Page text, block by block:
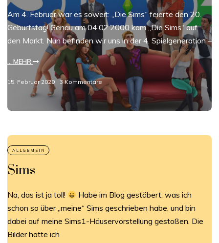
Am 4. Februar war es soweit: „Die Sims“ feierte den 20.
Geburtstag! Genau am 04.02.2000 kam „Die Sims“ auf
den Markt. Nun befinden wir uns in der 4. Spielgeneration –
... MEHR
15. Februar 2020 3 Kommentare
Sims
Na, das ist ja toll!
Habe im Blog gestöbert, was ich
schon so über „meine“ Sims geschrieben habe, und bin
dabei auf meine Sims1-Häuservorstellung gestoßen. Die
Bilder hatte ich